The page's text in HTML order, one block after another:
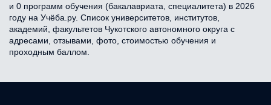
и 0 программ обучения (бакалавриата, специалитета) в 2026
году на Учёба.ру. Список университетов, институтов,
академий, факультетов Чукотского автономного округа с
адресами, отзывами, фото, стоимостью обучения и
проходным баллом.